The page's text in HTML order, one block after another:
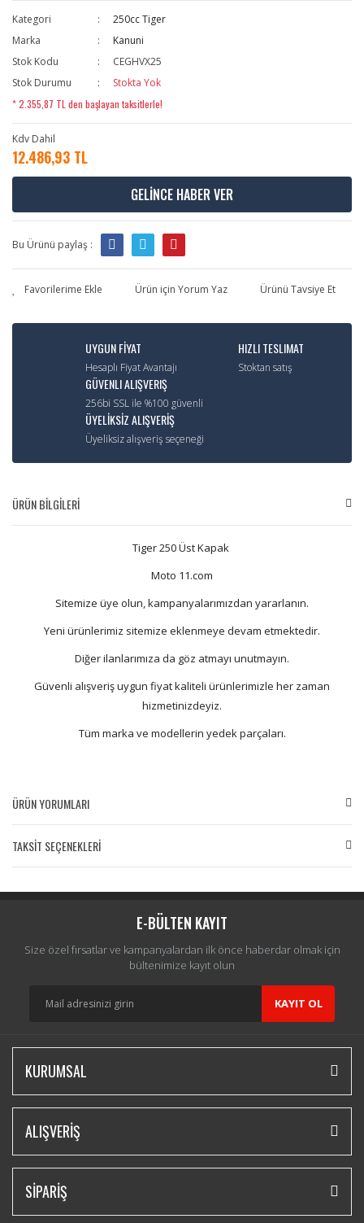
Kategori
250cc Tiger
Marka
Kanuni
Stok Kodu
CEGHVX25
Stok Durumu
Stokta Yok
* 2.355,87 TL den başlayan taksitlerle!
Kdv Dahil
12.486,93 TL
GELİNCE HABER VER
Bu Ürünü paylaş :
Ürün için Yorum Yaz Ürünü Tavsiye Et
UYGUN FİYAT
Hesaplı Fiyat Avantajı
HIZLI TESLIMAT
Stoktan satış
GÜVENLI ALIŞVERIŞ
256bi SSL ile %100 güvenli
ÜYELİKSİZ ALIŞVERİŞ
Üyeliksiz alışveriş seçeneği
ÜRÜN BİLGİLERİ
Tiger 250 Üst Kapak
Moto 11.com
Sitemize üye olun, kampanyalarımızdan yararlanın.
Yeni ürünlerimiz sitemize eklenmeye devam etmektedir.
Diğer ilanlarımıza da göz atmayı unutmayın.
Güvenli alışveriş uygun fiyat kaliteli ürünlerimizle her zaman
hizmetinizdeyiz.
Tüm marka ve modellerin yedek parçaları.
ÜRÜN YORUMLARI
Yorum Yaz
TAKSİT SEÇENEKLERİ
E-BÜLTEN KAYIT
Size özel fırsatlar ve kampanyalardan ilk önce haberdar olmak için
bültenimize kayıt olun
KAYIT OL
KURUMSAL
ALIŞVERİŞ
SİPARİŞ